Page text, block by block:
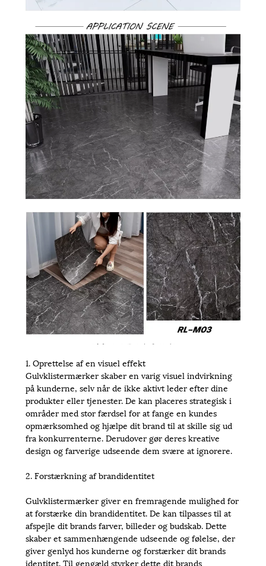
1. Oprettelse af en visuel effekt
Gulvklistermærker skaber en varig visuel indvirkning
på kunderne, selv når de ikke aktivt leder efter dine
produkter eller tjenester. De kan placeres strategisk i
områder med stor færdsel for at fange en kundes
opmærksomhed og hjælpe dit brand til at skille sig ud
fra konkurrenterne. Derudover gør deres kreative
design og farverige udseende dem svære at ignorere.
2. Forstærkning af brandidentitet
Gulvklistermærker giver en fremragende mulighed for
at forstærke din brandidentitet. De kan tilpasses til at
afspejle dit brands farver, billeder og budskab. Dette
skaber et sammenhængende udseende og følelse, der
giver genlyd hos kunderne og forstærker dit brands
identitet. Til gengæld styrker dette dit brands